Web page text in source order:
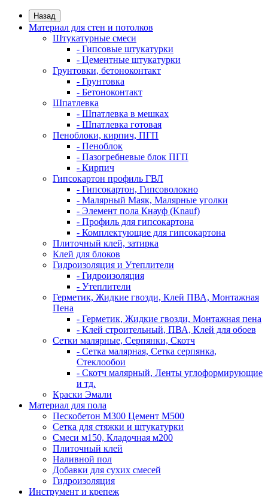
Назад
Материал для стен и потолков
Штукатурные смеси
- Гипсовые штукатурки
- Цементные штукатурки
Грунтовки, бетоноконтакт
- Грунтовка
- Бетоноконтакт
Шпатлевка
- Шпатлевка в мешках
- Шпатлевка готовая
Пеноблоки, кирпич, ПГП
- Пеноблок
- Пазогребневые блок ПГП
- Кирпич
Гипсокартон профиль ГВЛ
- Гипсокартон, Гипсоволокно
- Малярный Маяк, Малярные уголки
- Элемент пола Кнауф (Knauf)
- Профиль для гипсокартона
- Комплектующие для гипсокартона
Плиточный клей, затирка
Клей для блоков
Гидроизоляция и Утеплители
- Гидроизоляция
- Утеплители
Герметик, Жидкие гвозди, Клей ПВА, Монтажная
Пена
- Герметик, Жидкие гвозди, Монтажная пена
- Клей строительный, ПВА, Клей для обоев
Сетки малярные, Серпянки, Скотч
- Сетка малярная, Сетка серпянка,
Стеклообои
- Скотч малярный, Ленты углоформирующие
и тд.
Краски Эмали
Материал для пола
Пескобетон М300 Цемент М500
Сетка для стяжки и штукатурки
Смеси м150, Кладочная м200
Плиточный клей
Наливной пол
Добавки для сухих смесей
Гидроизоляция
Инструмент и крепеж